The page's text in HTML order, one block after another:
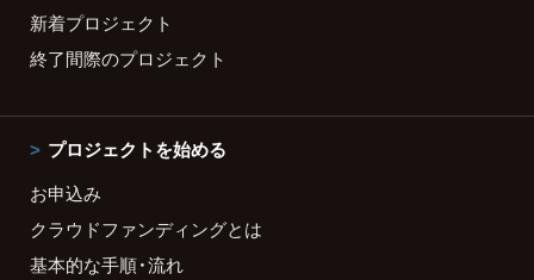
新着プロジェクト
終了間際のプロジェクト
プロジェクトを始める
お申込み
クラウドファンディングとは
基本的な手順・流れ